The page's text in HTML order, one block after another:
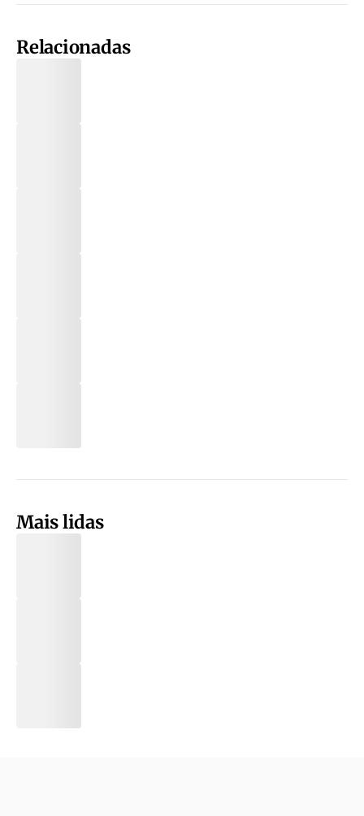
Relacionadas
Mais lidas